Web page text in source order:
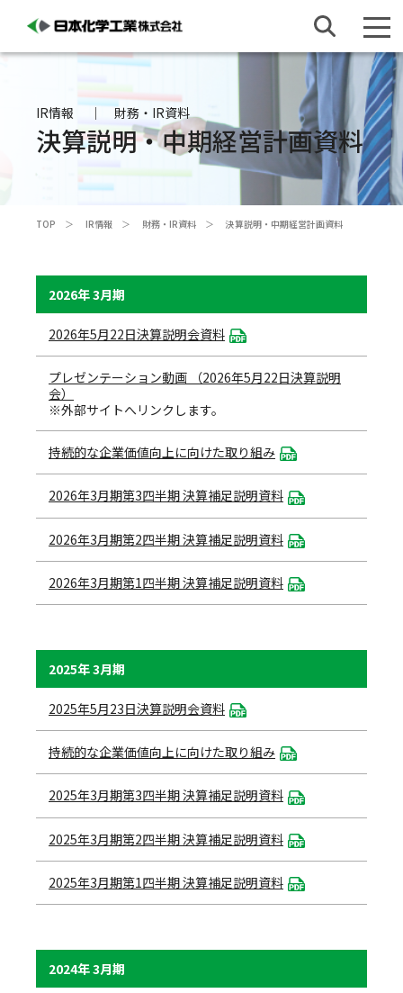
IR情報 財務・IR資料
決算説明・中期経営計画資料
TOP IR情報 財務・IR資料 決算説明・中期経営計画資料
2026年 3月期
2026年5月22日決算説明会資料
プレゼンテーション動画 （2026年5月22日決算説明
会）
※外部サイトへリンクします。
持続的な企業価値向上に向けた取り組み
2026年3月期第3四半期 決算補足説明資料
2026年3月期第2四半期 決算補足説明資料
2026年3月期第1四半期 決算補足説明資料
2025年 3月期
2025年5月23日決算説明会資料
持続的な企業価値向上に向けた取り組み
2025年3月期第3四半期 決算補足説明資料
2025年3月期第2四半期 決算補足説明資料
2025年3月期第1四半期 決算補足説明資料
2024年 3月期